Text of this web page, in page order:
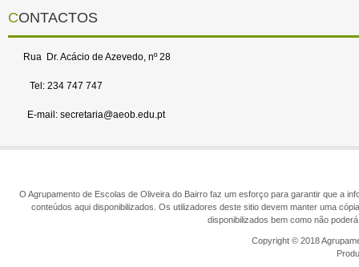
CONTACTOS
Rua Dr. Acácio de Azevedo, nº 28
Tel: 234 747 747
E-mail: secretaria@aeob.edu.pt
O Agrupamento de Escolas de Oliveira do Bairro faz um esforço para garantir que a
conteúdos aqui disponibilizados. Os utilizadores deste sitio devem manter uma
disponibilizados bem como não
Copyright © 2018